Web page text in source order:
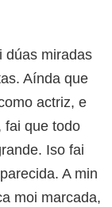
dúas miradas
Aínda que
actriz, e
fai que todo
Iso fai
A min
moi marcada,